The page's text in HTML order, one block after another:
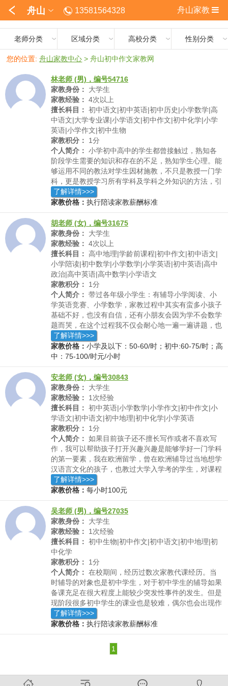
舟山 13581564328 舟山家教
老师分类 区域分类 高校分类 性别分类
您的位置:舟山家教中心 >舟山初中作文家教网
林老师 (男)，编号54716
家教身份：
大学生
家教经验： 4次以上
擅长科目： 初中语文|初中英语|初中历史|小学数学|高
中语文|大学专业课|小学语文|初中作文|初中化学|小学
英语|小学作文|初中生物
家教积分：
1分
个人简介： 小学初中高中的学生都曾接触过，熟知各
阶段学生需要的知识和存在的不足，熟知学生心理。能
够运用不同的教法对学生因材施教，不只是教授一门学
科，更是教授学习所有学科及学科之外知识的方法，引
导学生自己探索和学习，主动去发现自身的不足，取得
长期进步。
了解详情>>>
家教价格： 执行陪读家教薪酬标准
胡老师 (女)，编号31675
家教身份：
大学生
家教经验： 4次以上
擅长科目： 高中地理|学龄前课程|初中作文|初中语文|
小学陪读|初中数学|小学数学|小学英语|初中英语|高中
政治|高中英语|高中数学|小学语文
家教积分：
1分
个人简介： 带过各年级小学生：有辅导小学阅读、小
学英语竞赛、小学数学，家教过程中其实有蛮多小孩子
基础不好，也没有自信，还有小朋友会因为学不会数学
题而哭，在这个过程我不仅会耐心地一遍一遍讲题，也
会给他们做一些心理疏导，鼓励他们。带过准高三：这
个学生也不小了，主要辅导数学英语，传授解题基本技
巧，批改作文，给一下英语学习经验，督促每天背单
励高考加油。
了解详情>>>
家教价格： 小学及以下：50-60/时；初中:60-75/时；高
中：75-100/时元/小时
安老师 (女)，编号30843
家教身份：
大学生
家教经验：
1次经验
擅长科目： 初中英语|小学数学|小学作文|初中作文|小
学语文|初中语文|初中地理|初中化学|小学英语
家教积分：
1分
个人简介： 如果目前孩子还不擅长写作或者不喜欢写
作，我可以帮助孩子打开兴趣兴趣是能够学好一门学科
的第一要素，我在欧洲留学，曾在欧洲辅导过当地想学
汉语言文化的孩子，也教过大学入学考的学生，对课程
安排和内容有一定的把握
了解详情>>>
家教价格： 每小时100元
吴老师 (男)，编号27035
家教身份：
大学生
家教经验：
1次经验
擅长科目： 初中生物|初中作文|初中语文|初中地理|初
中化学
家教积分：
1分
个人简介： 在校期间，经历过数次家教代课经历。当
时辅导的对象也是初中学生，对于初中学生的辅导如果
备课充足在很大程度上能较少突发性事件的发生。但是
现阶段很多初中学生的课业也是较难，偶尔也会出现作
业不会做的情况，出现这种情况我一般性是先让学生进
行下一道题的解析，自己在一旁做这道题，如果还是无
次来教授，然后回到寝室后，和室友共同分析，并得出
最佳最优的正确解，并在第二天对学生进行讲解。但是
时的遗忘，这种遗忘往往推迟一段时间就会想起解题的
了解详情>>>
家教价格： 执行陪读家教薪酬标准
1